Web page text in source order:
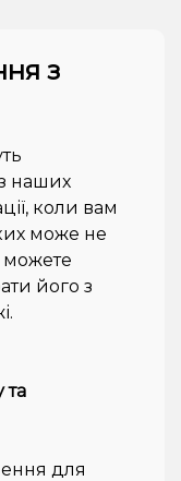
з
наших
коли вам
може не
можете
його з
та
для